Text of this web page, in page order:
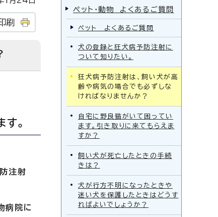
刷
。
注射
病院に
ペット・動物 よくあるご質問
ペット よくあるご質問
犬の登録と狂犬病予防注射に
ついて知りたい。
狂犬病予防注射は、飼い犬が高
齢や病気の場合でも必ずしな
ければなりませんか？
自宅に野良猫がいて困ってい
ます。引き取りに来てもらえま
すか？
飼い犬が死亡したときの手続
きは？
犬が行方不明になったときや
迷い犬を保護したときはどうす
ればよいでしょうか？